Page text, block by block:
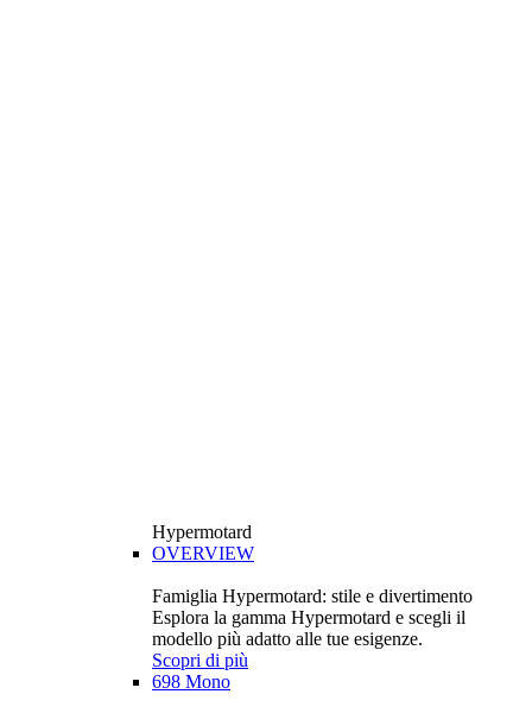
Hypermotard
OVERVIEW
Famiglia Hypermotard: stile e divertimento
Esplora la gamma Hypermotard e scegli il
modello più adatto alle tue esigenze.
Scopri di più
698 Mono